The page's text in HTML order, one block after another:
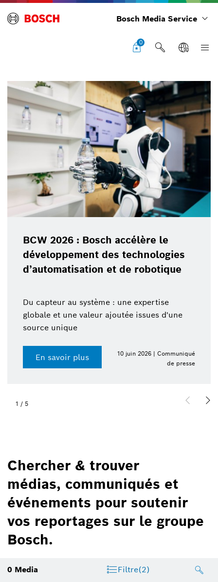
Bosch Media Service
0
BCW 2026 : Bosch accélère le
développement des technologies
d’automatisation et de robotique
Du capteur au système : une expertise
globale et une valeur ajoutée issues d'une
source unique
En savoir plus
10 juin 2026 | Communiqué
de presse
1 / 5
Chercher & trouver
médias, communiqués et
événements pour soutenir
vos reportages sur le groupe
Bosch.
0 Media Filtre(2)